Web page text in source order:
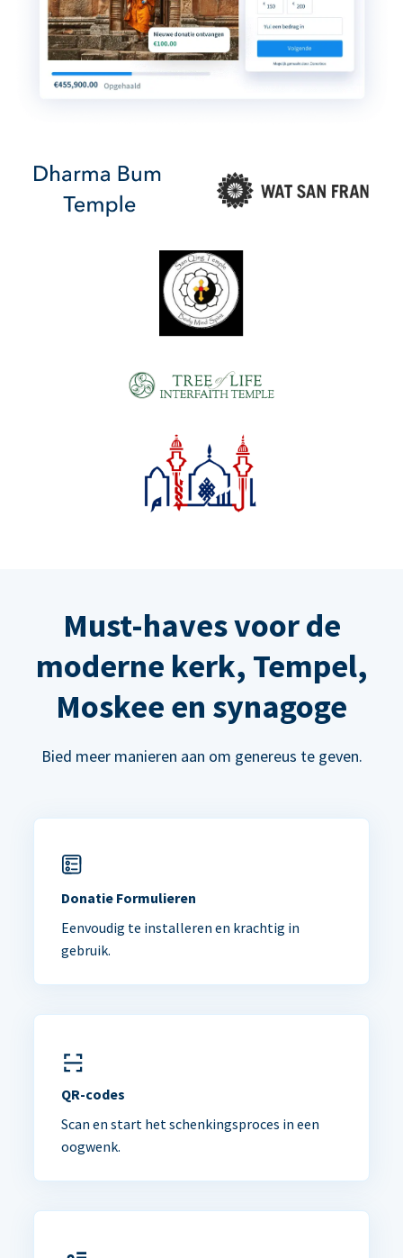
Must-haves voor de
moderne kerk, Tempel,
Moskee en synagoge
Bied meer manieren aan om genereus te geven.
Donatie Formulieren
Eenvoudig te installeren en krachtig in
gebruik.
QR-codes
Scan en start het schenkingsproces in een
oogwenk.